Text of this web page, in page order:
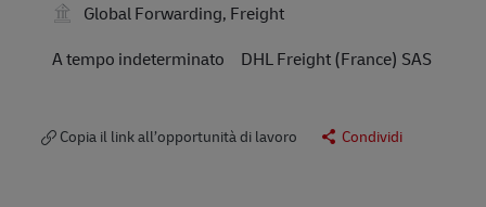
Global Forwarding, Freight
A tempo indeterminato
DHL Freight (France) SAS
Copia il link all’opportunità di lavoro Condividi